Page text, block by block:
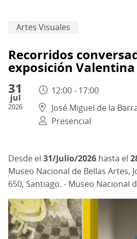
Artes Visuales
Recorridos
exposición Valentina
31
jul
2026
12:00 - 17:00
José Miguel de la
Presencial
31/Julio/2026 hasta el
Museo Nacional de Bellas Artes,
650, Santiago. - Museo Nacional